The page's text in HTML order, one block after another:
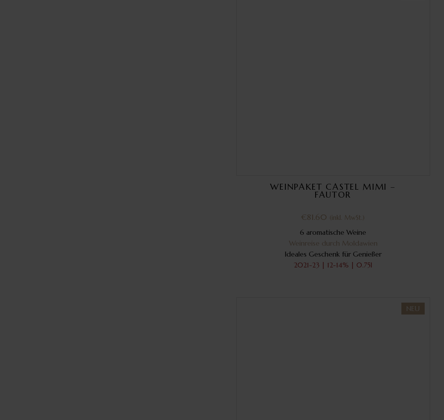
WEINPAKET CASTEL MIMI –
FAUTOR
€81.60 (inkl. MwSt.)
6 aromatische Weine
Weinreise durch Moldawien
Ideales Geschenk für Genießer
2021-23 | 12-14% | 0.75l
NEU